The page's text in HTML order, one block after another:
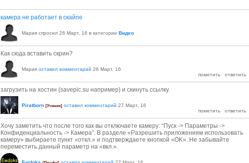
камера не работает в скайпе
Мария спросил 26 Март, 16 в категории Видео
Как сюда вставить скрин?
Мария оставил комментарий 26 Март, 16
загрузить на хостин (savepic.su например) и скинуть ссылку.
Piratborn [Ученик] оставил комментарий 27 Март, 16
Хочу заметить что после того как вы отключаете камеру: “Пуск -> Параметры ->
Конфиденциальность -> Камера”. В разделе «Разрешить приложениям использовать
камеру» выбираете пункт «откл.» и подтверждаете кнопкой «OK». Не забывайте
переместить данный параметр на «вкл.».